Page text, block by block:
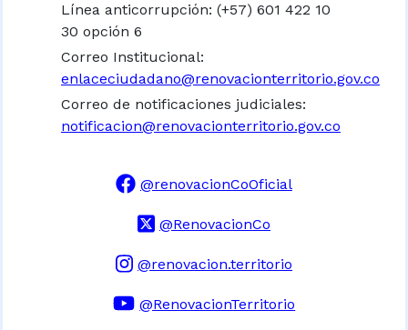
Línea anticorrupción: (+57) 601 422 10
30 opción 6
Correo Institucional:
enlaceciudadano@renovacionterritorio.gov.co
Correo de notificaciones judiciales:
notificacion@renovacionterritorio.gov.co
@renovacionCoOficial
@RenovacionCo
@renovacion.territorio
@RenovacionTerritorio